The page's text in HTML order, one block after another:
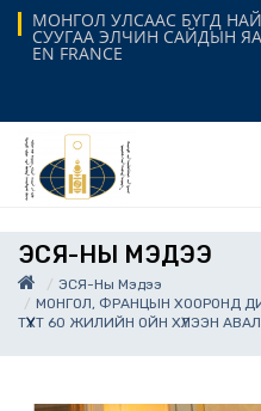
МОНГОЛ УЛСААС БҮГД
СУУГАА ЭЛЧИН САЙДЫН ЯАМ
EN FRANCE
ЭСЯ-НЫ МЭДЭЭ
ЭСЯ-Ны Мэдээ
МОНГОЛ, ФРАНЦЫН ХООРОНД
ТҮҮХТ 60 ЖИЛИЙН ОЙН ХҮЛЭЭН